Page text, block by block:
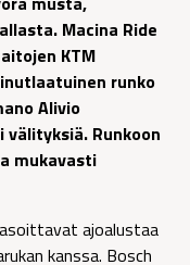
Macina Ride
KTM
runko
Alivio
Runkoon
mukavasti
ajoalustaa
kanssa. Bosch